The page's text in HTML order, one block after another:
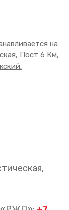
на
Пост 6 Км,